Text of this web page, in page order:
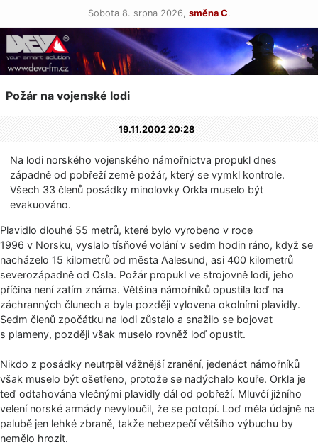
Sobota 8. srpna 2026, směna C.
Požár na vojenské lodi
19.11.2002 20:28
Na lodi norského vojenského námořnictva propukl dnes
západně od pobřeží země požár, který se vymkl kontrole.
Všech 33 členů posádky minolovky Orkla muselo být
evakuováno.
Plavidlo dlouhé 55 metrů, které bylo vyrobeno v roce
1996 v Norsku, vyslalo tísňové volání v sedm hodin ráno, když se
nacházelo 15 kilometrů od města Aalesund, asi 400 kilometrů
severozápadně od Osla. Požár propukl ve strojovně lodi, jeho
příčina není zatím známa. Většina námořníků opustila loď na
záchranných člunech a byla později vylovena okolními plavidly.
Sedm členů zpočátku na lodi zůstalo a snažilo se bojovat
s plameny, později však muselo rovněž loď opustit.
Nikdo z posádky neutrpěl vážnější zranění, jedenáct námořníků
však muselo být ošetřeno, protože se nadýchalo kouře. Orkla je
teď odtahována vlečnými plavidly dál od pobřeží. Mluvčí jižního
velení norské armády nevyloučil, že se potopí. Loď měla údajně na
palubě jen lehké zbraně, takže nebezpečí většího výbuchu by
nemělo hrozit.